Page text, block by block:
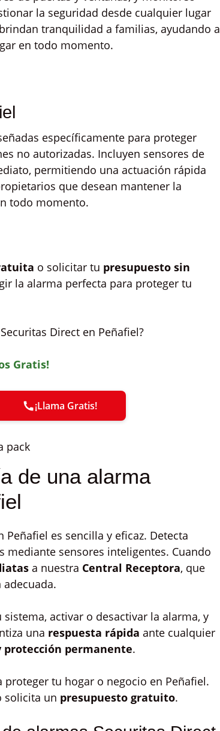
la seguridad desde cualquier lugar
tranquilidad a familias, ayudando a
en todo momento.
específicamente para proteger
no autorizadas. Incluyen sensores de
permitiendo una actuación rápida
que desean mantener la
todo momento.
o solicitar tu presupuesto sin
la alarma perfecta para proteger tu
Direct en Peñafiel?
Gratis!
¡Llama Gratis!
de una alarma
es sencilla y eficaz. Detecta
mediante sensores inteligentes. Cuando
a nuestra Central Receptora, que
sistema, activar o desactivar la alarma, y
una respuesta rápida ante cualquier
permanente.
tu hogar o negocio en Peñafiel.
solicita un presupuesto gratuito.